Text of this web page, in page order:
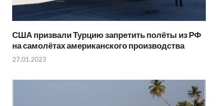
США призвали Турцию запретить полёты из РФ
на самолётах американского производства
27.01.2023